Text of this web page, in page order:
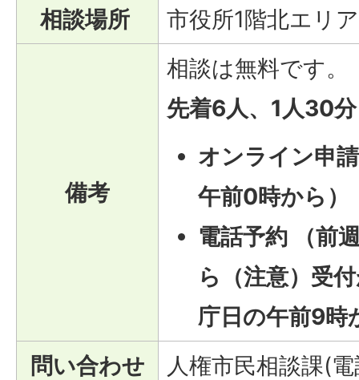
相談場所
市役所1階北エリ
備考
相談は無料です。
先着6人、1人30分
オンライン申
午前0時から）
電話予約 （前
ら（注意） 受
庁日の午前9時
問い合わせ
人権市民相談課(